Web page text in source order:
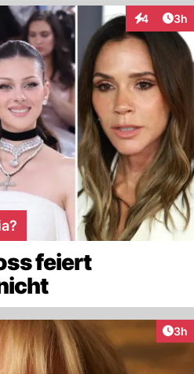
4 3h
feiert
3h